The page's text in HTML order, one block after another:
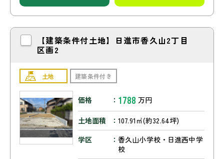
【建築条件付土地】日進市香久山2丁目
区画2
土地 建築条件付き
価格 1788 万円
土地面積
107.91㎡(約32.64坪)
学区
香久山小学校・日進西中学
校